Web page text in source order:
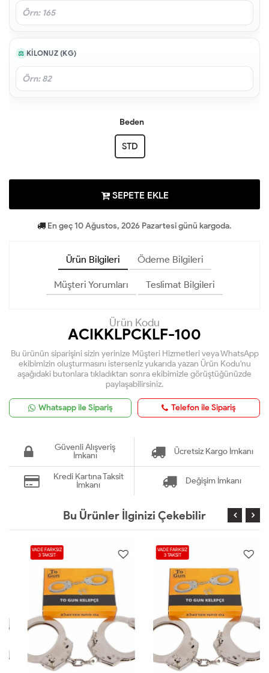
KILONUZ (KG)
Beden
STD
SEPETE EKLE
En geç 10 Ağustos, 2026 Pazartesi günü kargoda.
Ürün Bilgileri Ödeme Bilgileri
Müşteri Yorumları Teslimat Bilgileri
Ürün Kodu
ACIKKLPCKLF-100
Bu ürünün siparişini sizin yerinize Müşteri Hizmetleri veya WhatsApp
ekibimizin oluşturmasını isterseniz yukarıda yazan Ürün Kodu'nu
aşağıdaki butonlara tıkladıktan sonra ekibimizle görüştüğünüzde
paylaşabilirsiniz.
Whatsapp ile Sipariş Telefon ile Sipariş
Güvenli Alışveriş
İmkanı
Ücretsiz Kargo İmkanı
Kredi Kartına Taksit
İmkanı
Değişim İmkanı
Bu Ürünler İlginizi Çekebilir
VADE FARKSIZ
3 TAKSİT
VADE FARKSIZ
3 TAKSİT